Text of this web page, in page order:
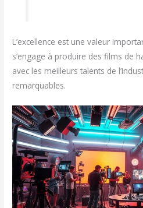
L’excellence est une valeur
s’engage à produire des films de
avec les meilleurs talents de
remarquables.